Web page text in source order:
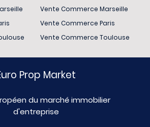
Vente Commerce Marseille
Vente Commerce Paris
Vente Commerce Toulouse
Prop Market
du marché immobilier
d'entreprise